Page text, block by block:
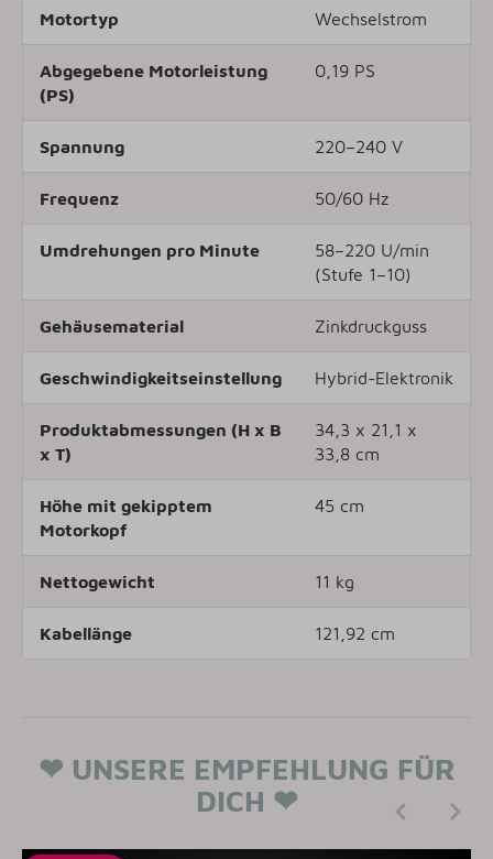
Motortyp Wechselstrom
Abgegebene Motorleistung
(PS)
0,19 PS
Spannung 220–240 V
Frequenz 50/60 Hz
Umdrehungen pro Minute
58–220 U/min
(Stufe 1–10)
Gehäusematerial Zinkdruckguss
Geschwindigkeitseinstellung Hybrid-Elektronik
Produktabmessungen (H x B
x T)
34,3 x 21,1 x
33,8 cm
Höhe mit gekipptem
Motorkopf
45 cm
Nettogewicht 11 kg
Kabellänge 121,92 cm
❤ UNSERE EMPFEHLUNG FÜR
DICH ❤